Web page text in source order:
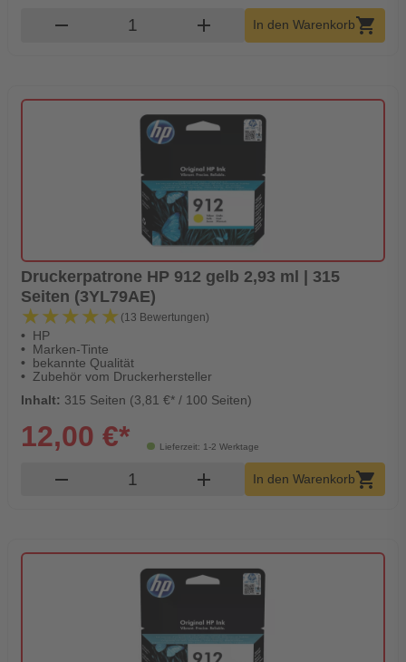
remove Produkt Warenkorb Menge
add In den Warenkorbshopping_cart
Druckerpatrone HP 912 gelb 2,93 ml | 315
Seiten (3YL79AE)
★★★★★
★★★★★ (13 Bewertungen)
HP
Marken-Tinte
bekannte Qualität
Zubehör vom Druckerhersteller
Inhalt: 315 Seiten (3,81 €* / 100 Seiten)
Lieferzeit: 1-2 Werktage
12,00 €*
remove Produkt Warenkorb Menge
add In den Warenkorbshopping_cart